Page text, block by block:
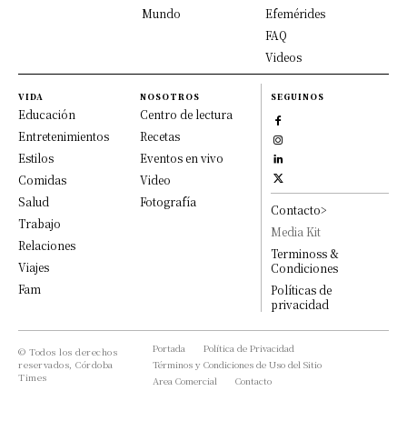
Mundo
Efemérides
FAQ
Videos
VIDA
Educación
Entretenimientos
Estilos
Comidas
Salud
Trabajo
Relaciones
Viajes
Fam
NOSOTROS
Centro de lectura
Recetas
Eventos en vivo
Video
Fotografía
SEGUINOS
Contacto>
Media Kit
Terminoss &
Condiciones
Políticas de
privacidad
© Todos los derechos
reservados, Córdoba
Times
Portada
Política de Privacidad
Términos y Condiciones de Uso del Sitio
Area Comercial
Contacto